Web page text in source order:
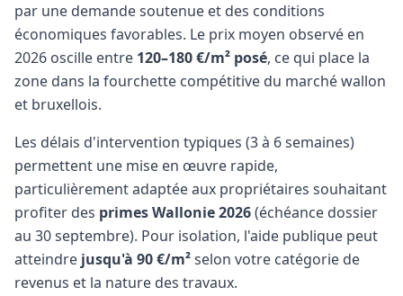
par une demande soutenue et des conditions
économiques favorables. Le prix moyen observé en
2026 oscille entre 120–180 €/m² posé, ce qui place la
zone dans la fourchette compétitive du marché wallon
et bruxellois.
Les délais d'intervention typiques (3 à 6 semaines)
permettent une mise en œuvre rapide,
particulièrement adaptée aux propriétaires souhaitant
profiter des primes Wallonie 2026(échéance dossier
au 30 septembre). Pour isolation, l'aide publique peut
atteindre jusqu'à 90 €/m²selon votre catégorie de
revenus et la nature des travaux.